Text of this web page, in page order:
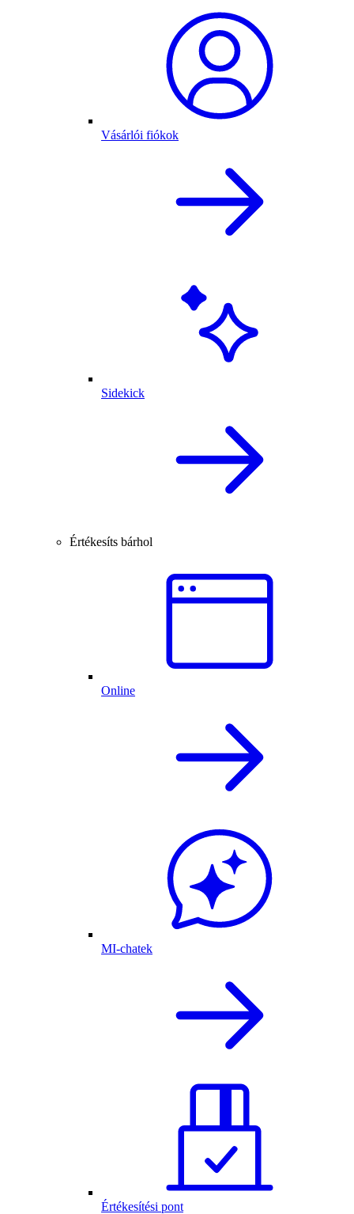
Vásárlói fiókok
Sidekick
Értékesíts bárhol
Online
MI-chatek
Értékesítési pont